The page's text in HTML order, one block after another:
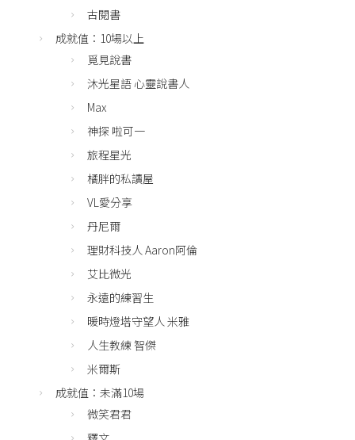
古閱書
成就值：10場以上
覓見說書
沐光星語 心靈說書人
Max
神探 啦可一
旅程星光
橘胖的私讀屋
VL愛分享
丹尼爾
理財科技人 Aaron阿倫
艾比微光
永遠的練習生
暖時燈塔守望人 米雅
人生教練 智傑
米爾斯
成就值：未滿10場
微笑君君